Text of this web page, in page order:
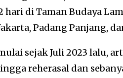
hari di Taman Budaya
Padang Panjang,
sejak Juli 2023 lalu,
reherasal dan